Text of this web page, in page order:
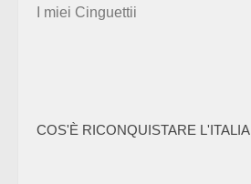
I miei Cinguettii
COS'È RICONQUISTARE L'ITALIA